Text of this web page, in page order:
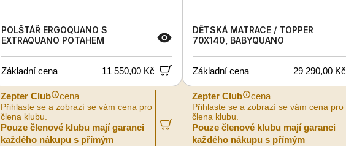
POLŠTÁŘ ERGOQUANO S
EXTRAQUANO POTAHEM
Základní cena 11 550,00 Kč
Zepter Club cena
Přihlaste se a zobrazí se vám cena pro
člena klubu.
Pouze členové klubu mají garanci
každého nákupu s přímým
DĚTSKÁ MATRACE / TOPPER
70X140, BABYQUANO
Základní cena 29 290,00 Kč
Zepter Club cena
Přihlaste se a zobrazí se vám cena pro
člena klubu.
Pouze členové klubu mají garanci
každého nákupu s přímým